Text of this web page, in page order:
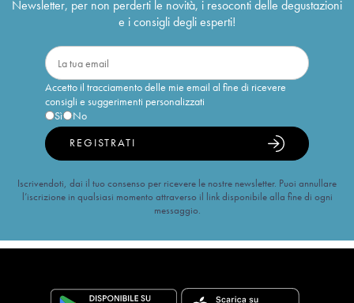
Newsletter, per non perderti le novità, i resoconti delle degustazioni
e i consigli degli esperti!
Accetto il tracciamento delle mie email al fine di ricevere
consigli e suggerimenti personalizzati
Sì
No
REGISTRATI
Iscrivendoti, dai il tuo consenso per ricevere le nostre newsletter. Puoi annullare
l’iscrizione in qualsiasi momento attraverso il link disponibile alla fine di ogni
messaggio.